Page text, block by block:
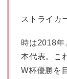
ストライカ
時は2018年
本代表。こ
W杯優勝を